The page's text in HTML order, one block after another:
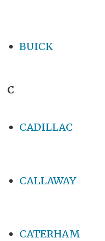
BUICK
C
CADILLAC
CALLAWAY
CATERHAM